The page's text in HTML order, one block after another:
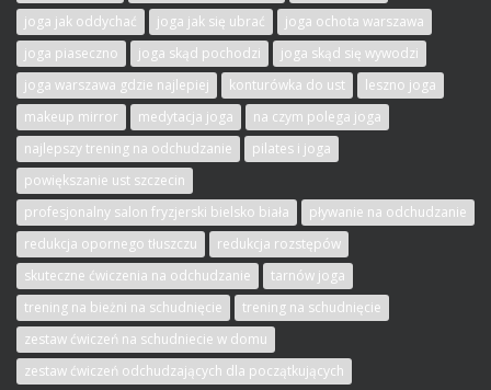
joga jak oddychać
joga jak się ubrać
joga ochota warszawa
joga piaseczno
joga skąd pochodzi
joga skąd się wywodzi
joga warszawa gdzie najlepiej
konturówka do ust
leszno joga
makeup mirror
medytacja joga
na czym polega joga
najlepszy trening na odchudzanie
pilates i joga
powiększanie ust szczecin
profesjonalny salon fryzjerski bielsko biała
pływanie na odchudzanie
redukcja opornego tłuszczu
redukcja rozstępów
skuteczne ćwiczenia na odchudzanie
tarnów joga
trening na bieżni na schudnięcie
trening na schudnięcie
zestaw ćwiczeń na schudniecie w domu
zestaw ćwiczeń odchudzających dla początkujących